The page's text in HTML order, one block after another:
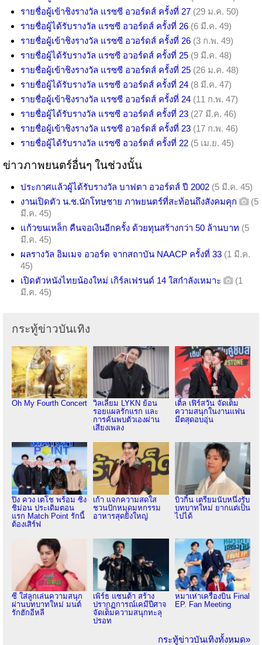
รายชื่อผู้เข้าชิงรางวัล แรซซี อวอร์ดส์ ครั้งที่ 27 (29 ม.ค. 50)
รายชื่อผู้ได้รับรางวัล แรซซี อวอร์ดส์ ครั้งที่ 26 (6 มี.ค. 49)
รายชื่อผู้เข้าชิงรางวัล แรซซี อวอร์ดส์ ครั้งที่ 26 (3 ก.พ. 49)
รายชื่อผู้ได้รับรางวัล แรซซี อวอร์ดส์ ครั้งที่ 25 (9 มี.ค. 48)
รายชื่อผู้เข้าชิงรางวัล แรซซี อวอร์ดส์ ครั้งที่ 25 (26 ม.ค. 48)
รายชื่อผู้ได้รับรางวัล แรซซี อวอร์ดส์ ครั้งที่ 24 (8 มี.ค. 47)
รายชื่อผู้เข้าชิงรางวัล แรซซี อวอร์ดส์ ครั้งที่ 24 (11 ก.พ. 47)
รายชื่อผู้ได้รับรางวัล แรซซี อวอร์ดส์ ครั้งที่ 23 (27 มี.ค. 46)
รายชื่อผู้เข้าชิงรางวัล แรซซี อวอร์ดส์ ครั้งที่ 23 (17 ก.พ. 46)
รายชื่อผู้ได้รับรางวัล แรซซี อวอร์ดส์ ครั้งที่ 22 (5 เม.ย. 45)
ข่าวภาพยนตร์อื่นๆ ในช่วงนั้น
ประกาศแล้วผู้ได้รับรางวัล บาฟตา อวอร์ดส์ ปี 2002 (5 มี.ค. 45)
งานเปิดตัว น.ช.นักโทษชาย ภาพยนตร์ที่สะท้อนถึงสังคมคุก
(5
มี.ค. 45)
แก้วขนเหล็ก คืนจอเงินอีกครั้ง ด้วยทุนสร้างกว่า 50 ล้านบาท (5
มี.ค. 45)
ผลรางวัล อิมเมจ อวอร์ด จากสถาบัน NAACP ครั้งที่ 33 (1 มี.ค.
45)
เปิดตัวหนังไทยน้องใหม่ เกิร์ลเฟรนด์ 14 ใสกำลังเหมาะ
(1
มี.ค. 45)
กระทู้ข่าวบันเทิง
Oh My Fourth Concert
วิลเลี่ยม LYKN ย้อน
รอยแผลรักแรก และ
การค้นพบตัวเองผ่าน
เสียงเพลง
เติ้ล เฟิร์สวัน จัดเต็ม
ความสนุกในงานแฟน
มีตสุดอบอุ่น
ปิง ควง เตโช พร้อม ซิง
ชิม่อน ประเดิมตอน
แรก Match Point รักนี้
ต้องเสิร์ฟ
เก้า แจกความสดใส
ชวนปักหมุดมหกรรม
อาหารสุดยิ่งใหญ่
บิวกิ้น เตรียมนับหนึ่งรับ
บทบาทใหม่ ยากแต่เป็น
ไปได้
ซี ใส่ลูกเล่นความสนุก
ผ่านบทบาทใหม่ มนต์
รักฮักอีหลี
เพิร์ธ แซนต้า สร้าง
ปรากฏการณ์เคมีปีศาจ
จัดเต็มความสนุกทะลุ
ปรอท
หมาเห่าเครื่องบิน Final
EP. Fan Meeting
กระทู้ข่าวบันเทิงทั้งหมด»